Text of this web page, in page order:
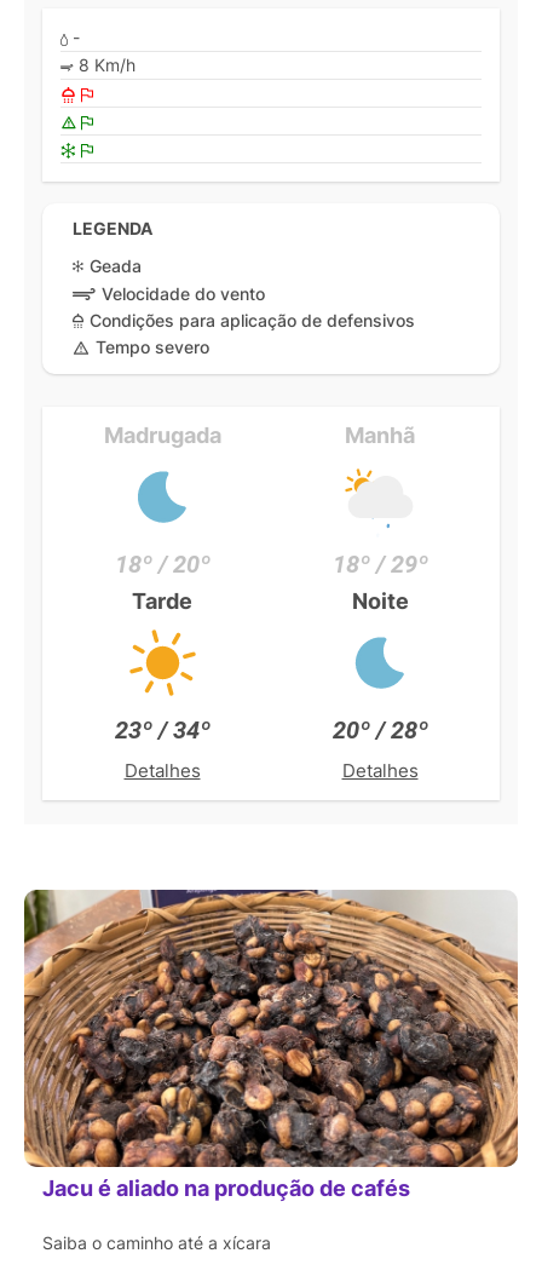
-
8 Km/h
LEGENDA
Geada
Velocidade do vento
Condições para aplicação de defensivos
Tempo severo
Madrugada
18º / 20º
Manhã
18º / 29º
Tarde
23º / 34º
Detalhes
Noite
20º / 28º
Detalhes
Jacu é aliado na produção de cafés
Saiba o caminho até a xícara